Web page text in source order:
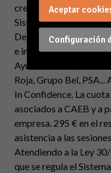
creación del Dpto. de
Sistema de Gestión
Desempeño. Entre las
e impartido formación
Ayuntamientos,
Roja, Grupo Bel,
In Confidence. La
asociados a CAEB y a
empresa. 295 € en el
asistencia a las
Atendiendo a la Ley
que se regula el
Configuración
Aceptar